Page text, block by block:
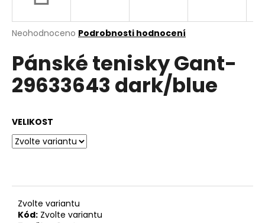
Průměrné
produktu
je
0,0
z
Neohodnoceno Podrobnosti hodnocení
Pánské tenisky Gant-
29633643 dark/blue
VELIKOST
Zvolte variantu
Kód: Zvolte variantu
j
t
?
D
o
p